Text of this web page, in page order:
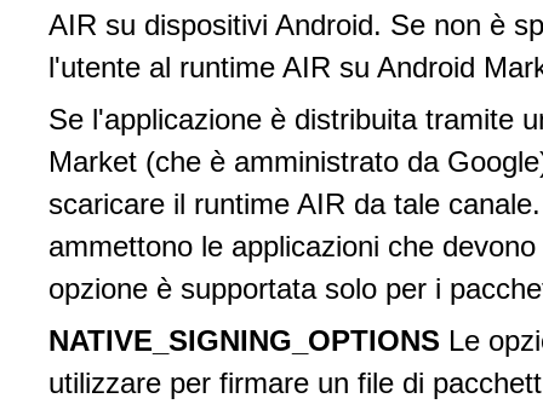
AIR su dispositivi Android. Se non è
l'utente al runtime AIR su Android
Se l'applicazione è distribuita tramite
Market (che è amministrato da
scaricare il runtime AIR da tale
ammettono le applicazioni che
opzione è supportata solo per i
NATIVE_SIGNING_OPTIONS Le
utilizzare per firmare un file di